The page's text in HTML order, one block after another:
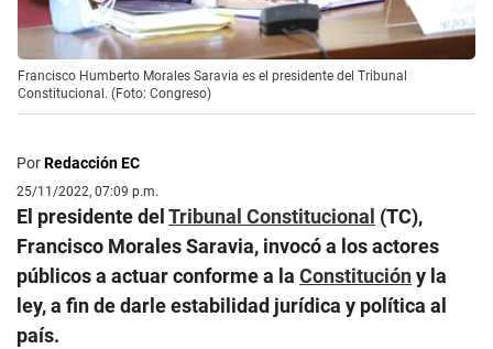
Francisco Humberto Morales Saravia es el presidente del Tribunal
Constitucional. (Foto: Congreso)
PorRedacción EC
25/11/2022, 07:09 p.m.
El presidente delTribunal Constitucional (TC),
Francisco Morales Saravia, invocó a los actores
públicos a actuar conforme a la Constitucióny la
ley, a fin de darle estabilidad jurídica y política al
país.